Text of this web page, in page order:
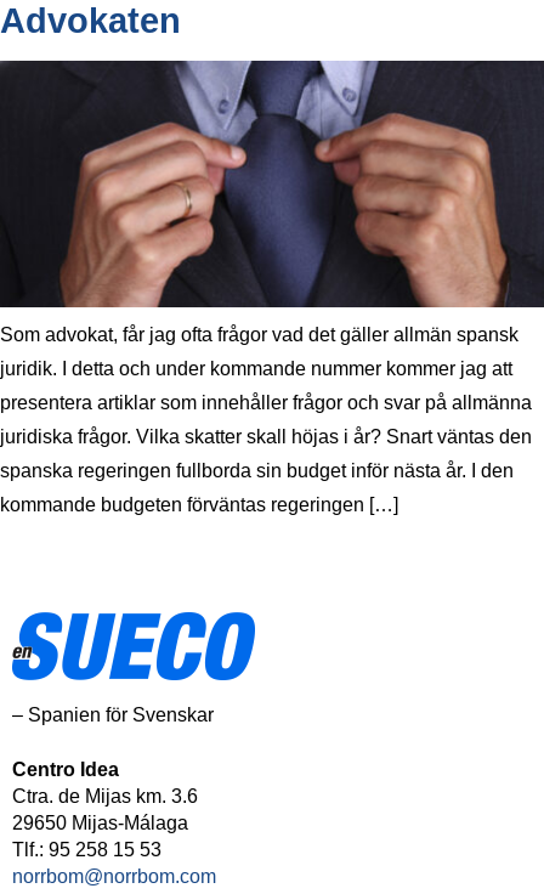
Advokaten
Som advokat, får jag ofta frågor vad det gäller allmän spansk
juridik. I detta och under kommande nummer kommer jag att
presentera artiklar som innehåller frågor och svar på allmänna
juridiska frågor. Vilka skatter skall höjas i år? Snart väntas den
spanska regeringen fullborda sin budget inför nästa år. I den
kommande budgeten förväntas regeringen […]
– Spanien för Svenskar
Centro Idea
Ctra. de Mijas km. 3.6
29650 Mijas-Málaga
Tlf.: 95 258 15 53
norrbom@norrbom.com